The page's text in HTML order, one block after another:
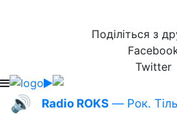
Поділіться з
Twitter
🔊 Radio ROKS — Рок.